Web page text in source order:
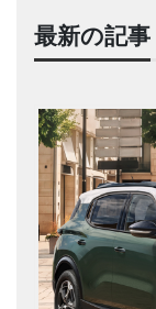
最新の記事